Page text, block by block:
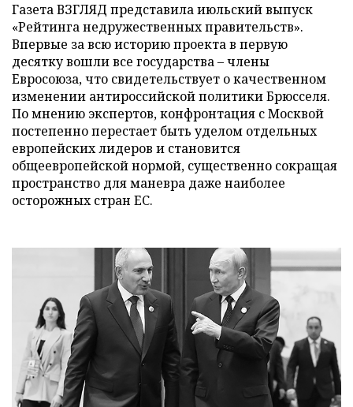
Газета ВЗГЛЯД представила июльский выпуск
«Рейтинга недружественных правительств».
Впервые за всю историю проекта в первую
десятку вошли все государства – члены
Евросоюза, что свидетельствует о качественном
изменении антироссийской политики Брюсселя.
По мнению экспертов, конфронтация с Москвой
постепенно перестает быть уделом отдельных
европейских лидеров и становится
общеевропейской нормой, существенно сокращая
пространство для маневра даже наиболее
осторожных стран ЕС.